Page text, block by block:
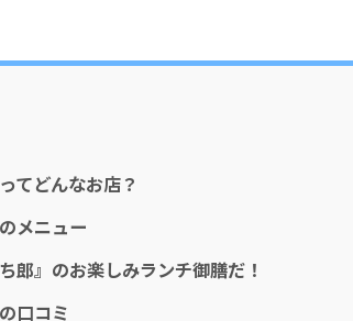
てどんなお店？
メニュー
郎』のお楽しみランチ御膳だ！
口コミ